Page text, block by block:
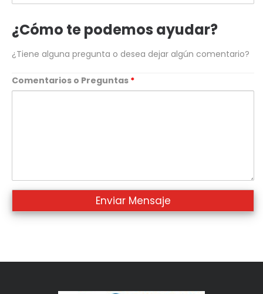
de
¿Cómo te podemos ayudar?
¿Tiene alguna pregunta o desea dejar algún comentario?
Comentarios o Preguntas *